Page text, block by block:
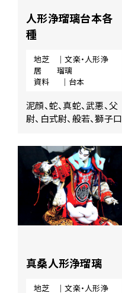
人形浄瑠璃台本各
種
地芝
居
｜文楽・人形浄
瑠璃
資料
｜台本
泥顔、蛇、真蛇、武悪、父
尉、白式尉、般若、獅子口
真桑人形浄瑠璃
地芝
｜文楽・人形浄